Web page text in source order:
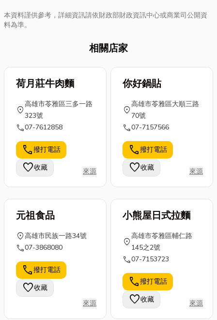
本資料謹供參考，詳細資訊請依財政部財政資訊中心或商業司公開資
料為準。
相關店家
荷月莊牛肉麵
location_on
高雄市苓雅區三多一路
323號
call07-7612858
call撥打電話
favorite收藏 來源
你好鍋貼
location_on
高雄市苓雅區大順三路
70號
call07-7157566
call撥打電話
favorite收藏 來源
元祖食品
location_on高雄市民族一路34號
call07-3868080
call撥打電話
favorite收藏
來源
小熊屋日式拉麵
location_on
高雄市苓雅區輔仁路
145之2號
call07-7153723
call撥打電話
favorite收藏 來源